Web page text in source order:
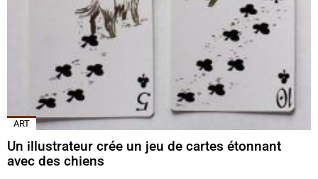
ART
Un illustrateur crée un jeu de cartes étonnant
avec des chiens